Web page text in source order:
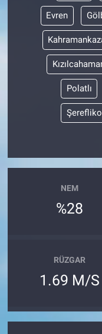
Evren
Polatlı
NEM
%28
RÜZGAR
1.69 M/S
Nöbetçi